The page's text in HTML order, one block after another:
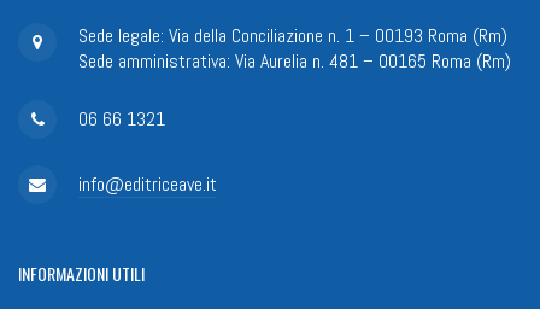
Sede legale: Via della Conciliazione n. 1 – 00193 Roma (Rm)
Sede amministrativa: Via Aurelia n. 481 – 00165 Roma (Rm)
06 66 1321
info@editriceave.it
INFORMAZIONIUTILI